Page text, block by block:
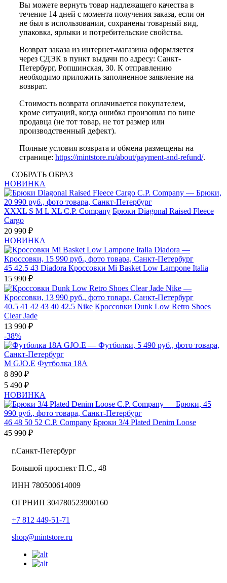
Вы можете вернуть товар надлежащего качества в
течение 14 дней с момента получения заказа, если он
не был в использовании, сохранены товарный вид,
упаковка, ярлыки и потребительские свойства.
Возврат заказа из интернет-магазина оформляется
через СДЭК в пункт выдачи по адресу: Санкт-
Петербург, Ропшинская, 30. К отправлению
необходимо приложить заполненное заявление на
возврат.
Стоимость возврата оплачивается покупателем,
кроме ситуаций, когда ошибка произошла по вине
продавца (не тот товар, не тот размер или
производственный дефект).
Полные условия возврата и обмена размещены на
странице: https://mintstore.ru/about/payment-and-refund/.
СОБРАТЬ ОБРАЗ
НОВИНКА
XXXL S M L XL C.P. Company Брюки Diagonal Raised Fleece
Cargo
20 990 ₽
НОВИНКА
45 42.5 43 Diadora Кроссовки Mi Basket Low Lampone Italia
15 990 ₽
40.5 41 42 43 40 42.5 Nike Кроссовки Dunk Low Retro Shoes
Clear Jade
13 990 ₽
-38%
M GJO.E Футболка 18A
8 890 ₽
5 490 ₽
НОВИНКА
46 48 50 52 C.P. Company Брюки 3/4 Plated Denim Loose
45 990 ₽
г.Санкт-Петербург
Большой проспект П.С., 48
ИНН 780500614009
ОГРНИП 304780523900160
+7 812 449-51-71
shop@mintstore.ru